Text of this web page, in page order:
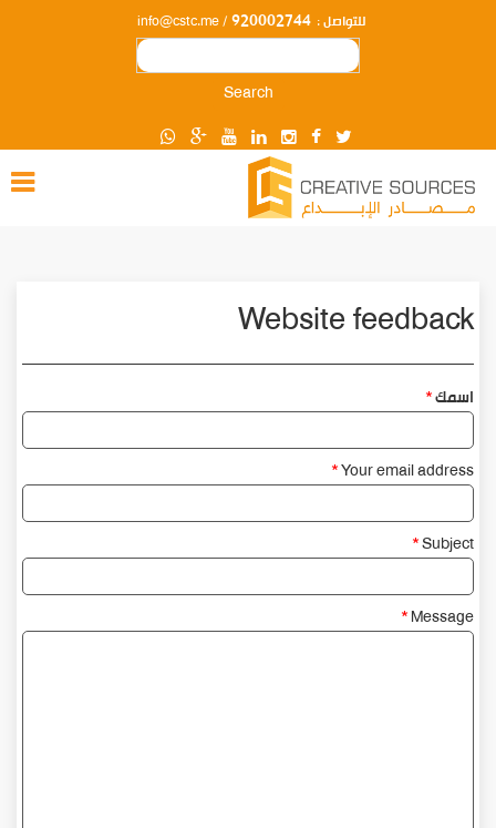
للتواصل : 920002744
/ info@cstc.me
Search
Website feedback
اسمك
Your email address
Subject
Message